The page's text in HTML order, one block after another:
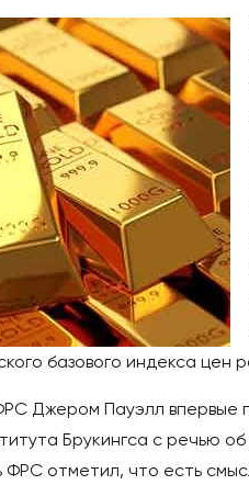
базового индекса цен
Джером Пауэлл впервые
Брукингса с речью
ФРС отметил, что есть